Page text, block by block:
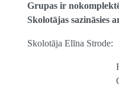
Grupas ir
Skolotājas sazināsies
Skolotāja Elīna Strode: